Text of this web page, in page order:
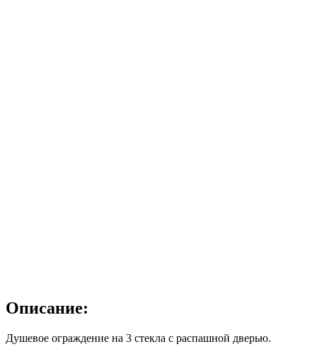
Описание:
Душевое ограждение на 3 стекла с распашной дверью.